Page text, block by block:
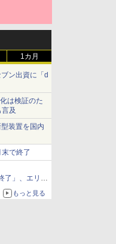
1カ月
ン出資に「d
は検証のた
及
装置を国内
で終了
了」、エリア
課題
もっと見る